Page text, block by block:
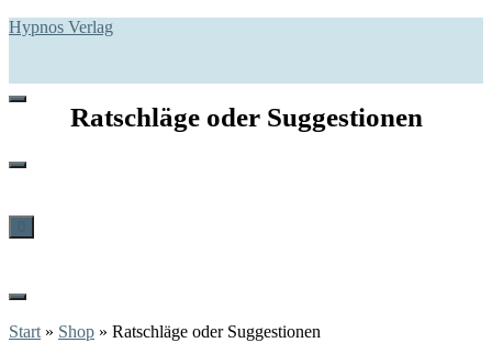
Hypnos Verlag
Ratschläge oder Suggestionen
Start » Shop » Ratschläge oder Suggestionen